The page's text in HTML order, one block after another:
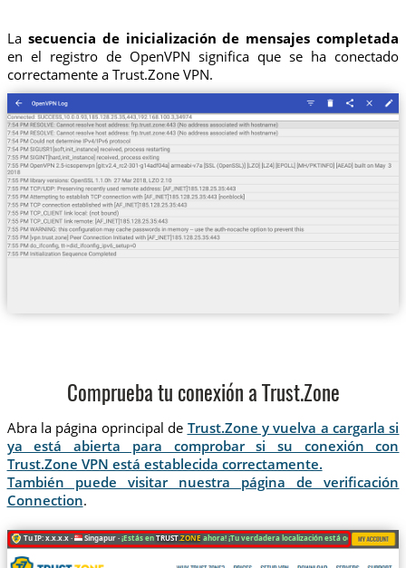
La secuencia de inicialización de mensajes completada
en el registro de OpenVPN significa que se ha conectado
correctamente a Trust.Zone VPN.
Comprueba tu conexión a Trust.Zone
Abra la página oprincipal de Trust.Zone y vuelva a cargarla si
ya está abierta para comprobar si su conexión con
Trust.Zone VPN está establecida correctamente.
También puede visitar nuestra página de verificación
Connection.
Tu IP: x.x.x.x · Singapur ·¡Estás enTRUST.ZONE ahora! ¡Tu verdadera localización está oculta!